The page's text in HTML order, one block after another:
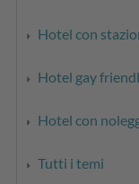
Hotel con
Hotel gay
Hotel con
Tutti i temi